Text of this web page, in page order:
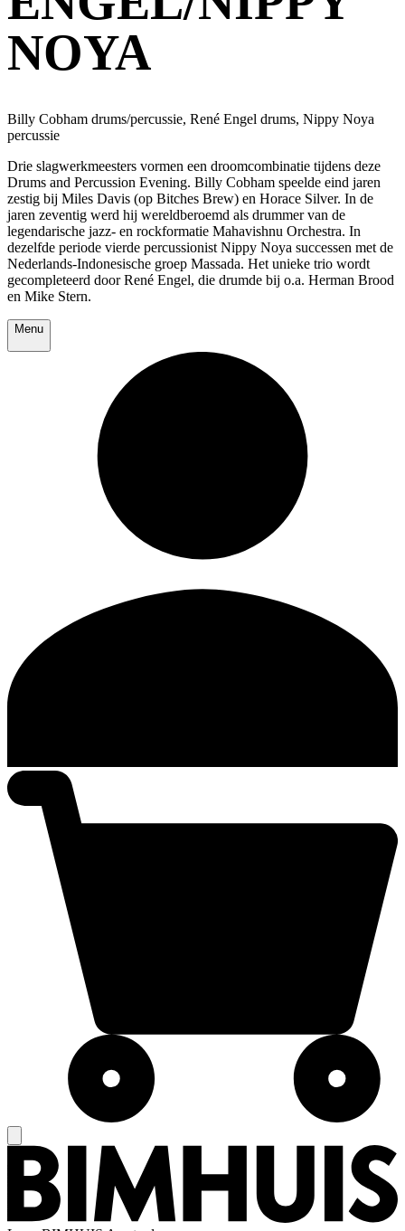
NOYA
Billy Cobham drums/percussie, René Engel drums, Nippy Noya
percussie
Drie slagwerkmeesters vormen een droomcombinatie tijdens deze
Drums and Percussion Evening. Billy Cobham speelde eind jaren
zestig bij Miles Davis (op Bitches Brew) en Horace Silver. In de
jaren zeventig werd hij wereldberoemd als drummer van de
legendarische jazz- en rockformatie Mahavishnu Orchestra. In
dezelfde periode vierde percussionist Nippy Noya successen met de
Nederlands-Indonesische groep Massada. Het unieke trio wordt
gecompleteerd door René Engel, die drumde bij o.a. Herman Brood
en Mike Stern.
Menu